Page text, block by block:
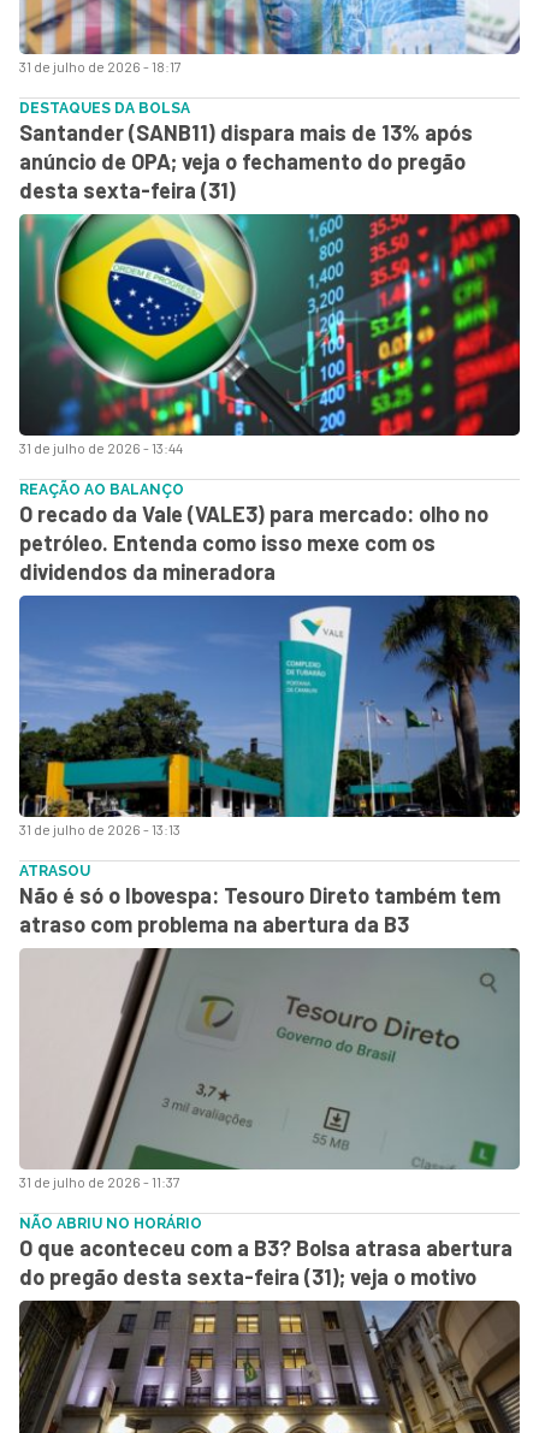
31 de julho de 2026 - 18:17
31 de julho de 2026 - 13:44
DESTAQUES DA BOLSA
Santander (SANB11) dispara mais de 13% após
anúncio de OPA; veja o fechamento do pregão
desta sexta-feira (31)
31 de julho de 2026 - 13:13
REAÇÃO AO BALANÇO
O recado da Vale (VALE3) para mercado: olho no
petróleo. Entenda como isso mexe com os
dividendos da mineradora
31 de julho de 2026 - 11:37
ATRASOU
Não é só o Ibovespa: Tesouro Direto também tem
atraso com problema na abertura da B3
NÃO ABRIU NO HORÁRIO
O que aconteceu com a B3? Bolsa atrasa abertura
do pregão desta sexta-feira (31); veja o motivo